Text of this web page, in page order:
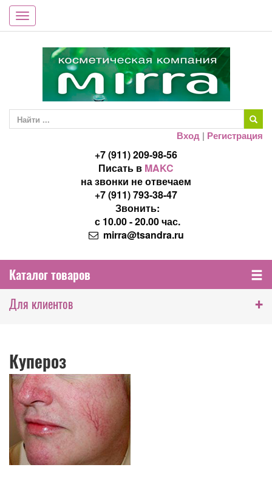
Toggle
navigation
Вход | Регистрация
+7 (911) 209-98-56
Писать в MAKC
на звонки не отвечаем
+7 (911) 793-38-47
Звонить:
с 10.00 - 20.00 час.
mirra@tsandra.ru
Каталог товаров
Для клиентов
+
Купероз